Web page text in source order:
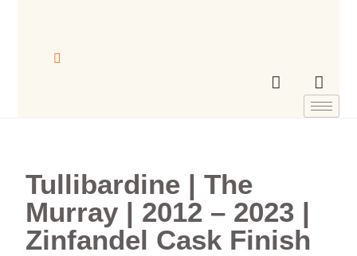
Tullibardine | The
Murray | 2012 – 2023 |
Zinfandel Cask Finish